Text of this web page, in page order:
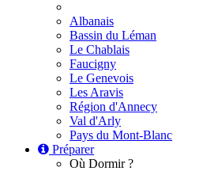
Albanais
Bassin du Léman
Le Chablais
Faucigny
Le Genevois
Les Aravis
Région d'Annecy
Val d'Arly
Pays du Mont-Blanc
Préparer
Où Dormir ?